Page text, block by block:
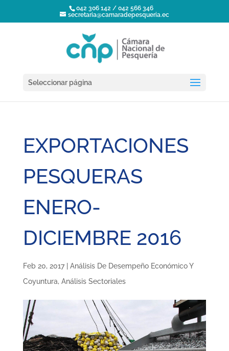
042 306 142 / 042 566 346
secretaria@camaradepesqueria.ec
Seleccionar página
EXPORTACIONES
PESQUERAS
ENERO-
DICIEMBRE 2016
Feb 20, 2017| Análisis De Desempeño Económico Y
Coyuntura, Análisis Sectoriales